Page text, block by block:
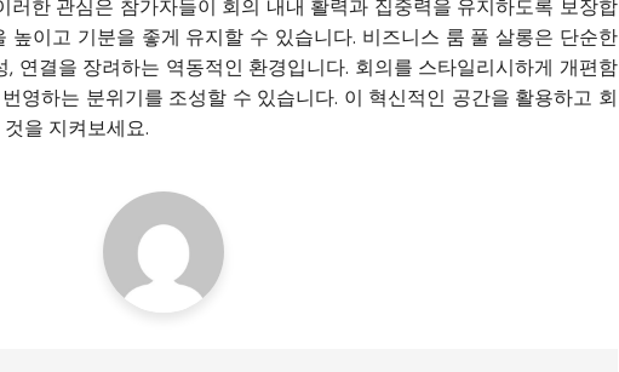
러한 관심은 참가자들이 회의 내내 활력과 집중력을 유지하도록 보장합
높이고 기분을 좋게 유지할 수 있습니다. 비즈니스 룸 풀 살롱은 단순한
, 연결을 장려하는 역동적인 환경입니다. 회의를 스타일리시하게 개편함
영하는 분위기를 조성할 수 있습니다. 이 혁신적인 공간을 활용하고 회
을 지켜보세요.